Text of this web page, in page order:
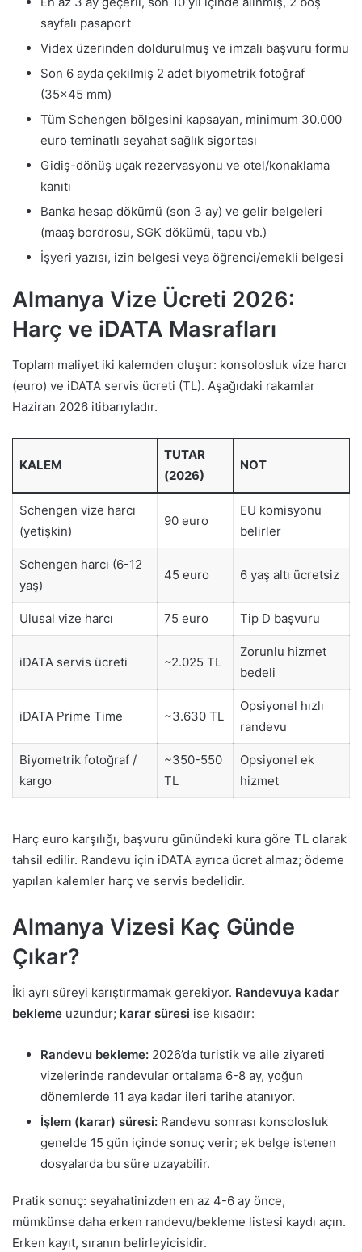
sayfalı pasaport
Videx üzerinden doldurulmuş ve imzalı başvuru formu
Son 6 ayda çekilmiş 2 adet biyometrik fotoğraf
(35×45 mm)
Tüm Schengen bölgesini kapsayan, minimum 30.000
euro teminatlı seyahat sağlık sigortası
Gidiş-dönüş uçak rezervasyonu ve otel/konaklama
kanıtı
Banka hesap dökümü (son 3 ay) ve gelir belgeleri
(maaş bordrosu, SGK dökümü, tapu vb.)
İşyeri yazısı, izin belgesi veya öğrenci/emekli belgesi
Almanya Vize Ücreti 2026:
Harç ve iDATA Masrafları
Toplam maliyet iki kalemden oluşur: konsolosluk vize harcı
(euro) ve iDATA servis ücreti (TL). Aşağıdaki rakamlar
Haziran 2026 itibarıyladır.
KALEM
TUTAR
(2026)
NOT
Schengen vize harcı
(yetişkin)
90 euro
EU komisyonu
belirler
Schengen harcı (6-12
yaş)
45 euro 6 yaş altı ücretsiz
Ulusal vize harcı 75 euro Tip D başvuru
iDATA servis ücreti ~2.025 TL
Zorunlu hizmet
bedeli
iDATA Prime Time ~3.630 TL
Opsiyonel hızlı
randevu
Biyometrik fotoğraf /
kargo
~350-550
TL
Opsiyonel ek
hizmet
Harç euro karşılığı, başvuru günündeki kura göre TL olarak
tahsil edilir. Randevu için iDATA ayrıca ücret almaz; ödeme
yapılan kalemler harç ve servis bedelidir.
Almanya Vizesi Kaç Günde
Çıkar?
İki ayrı süreyi karıştırmamak gerekiyor. Randevuya kadar
bekleme uzundur; karar süresi ise kısadır:
Randevu bekleme: 2026’da turistik ve aile ziyareti
vizelerinde randevular ortalama 6-8 ay, yoğun
dönemlerde 11 aya kadar ileri tarihe atanıyor.
İşlem (karar) süresi: Randevu sonrası konsolosluk
genelde 15 gün içinde sonuç verir; ek belge istenen
dosyalarda bu süre uzayabilir.
Pratik sonuç: seyahatinizden en az 4-6 ay önce,
mümkünse daha erken randevu/bekleme listesi kaydı açın.
Erken kayıt, sıranın belirleyicisidir.